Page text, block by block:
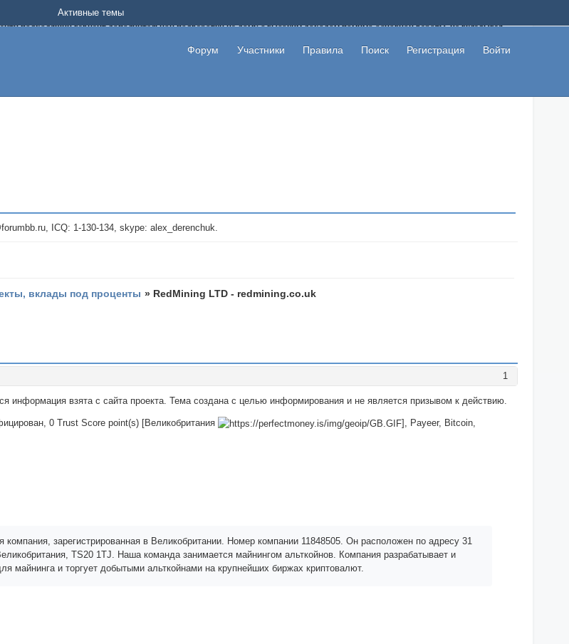
подходящий вариант дополнительной подработки на дому с высоким доходом помимо основной работы, не вкладывая
то указывайте в теме что это лохотрон, чтобы другие пользователи не попались на развод. Вы сможете начать зарабатывать
объявления со своими пригласительными ссылками и первая прибыль не заставит себя долго ждать.
Форум Участники Правила Поиск Регистрация Войти
Активные темы
ICQ: 1-130-134, skype: alex_derenchuk.
вклады под проценты » RedMining LTD - redmining.co.uk
1
информация взята с сайта проекта. Тема создана с целью информирования и не является призывом к действию.
0 Trust Score point(s) [Великобритания
], Payeer, Bitcoin,
компания, зарегистрированная в Великобритании. Номер компании 11848505. Он расположен по адресу 31
TS20 1TJ. Наша команда занимается майнингом альткойнов. Компания разрабатывает и
майнинга и торгует добытыми альткойнами на крупнейших биржах криптовалют.